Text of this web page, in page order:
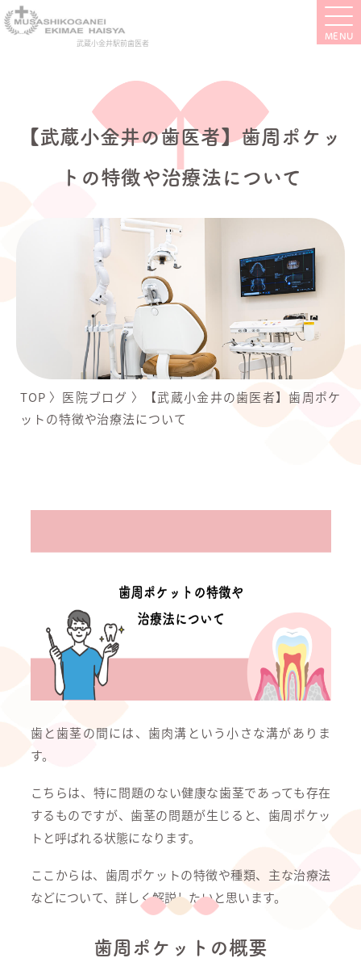
武蔵小金井駅前歯医者
【武蔵小金井の歯医者】歯周ポケッ
トの特徴や治療法について
TOP 〉 医院ブログ 〉
【武蔵小金井の歯医者】歯周ポケ
ットの特徴や治療法について
歯と歯茎の間には、歯肉溝という小さな溝がありま
す。
こちらは、特に問題のない健康な歯茎であっても存在
するものですが、歯茎の問題が生じると、歯周ポケッ
トと呼ばれる状態になります。
ここからは、歯周ポケットの特徴や種類、主な治療法
などについて、詳しく解説したいと思います。
歯周ポケットの概要